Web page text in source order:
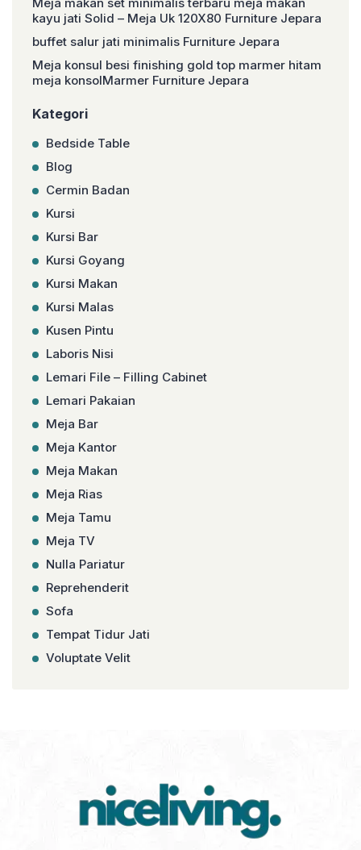
Meja makan set minimalis terbaru meja makan
kayu jati Solid – Meja Uk 120X80 Furniture Jepara
buffet salur jati minimalis Furniture Jepara
Meja konsul besi finishing gold top marmer hitam
meja konsolMarmer Furniture Jepara
Kategori
Bedside Table
Blog
Cermin Badan
Kursi
Kursi Bar
Kursi Goyang
Kursi Makan
Kursi Malas
Kusen Pintu
Laboris Nisi
Lemari File – Filling Cabinet
Lemari Pakaian
Meja Bar
Meja Kantor
Meja Makan
Meja Rias
Meja Tamu
Meja TV
Nulla Pariatur
Reprehenderit
Sofa
Tempat Tidur Jati
Voluptate Velit